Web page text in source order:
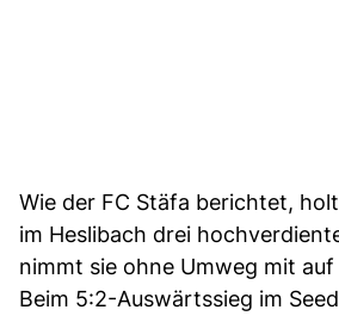
Wie der FC Stäfa berichtet,
im Heslibach drei
nimmt sie ohne Umweg mit
Beim 5:2-Auswärtssieg im